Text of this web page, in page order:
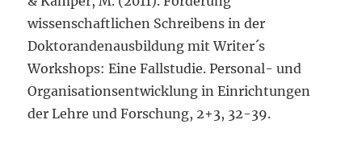
wissenschaftlichen Schreibens in der
Doktorandenausbildung mit Writer´s
Workshops: Eine Fallstudie. Personal- und
Organisationsentwicklung in Einrichtungen
der Lehre und Forschung, 2+3, 32-39.